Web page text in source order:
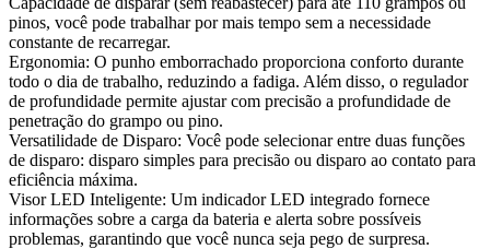
pinos, você pode trabalhar por mais tempo sem a necessidade
constante de recarregar.
Ergonomia: O punho emborrachado proporciona conforto durante
todo o dia de trabalho, reduzindo a fadiga. Além disso, o regulador
de profundidade permite ajustar com precisão a profundidade de
penetração do grampo ou pino.
Versatilidade de Disparo: Você pode selecionar entre duas funções
de disparo: disparo simples para precisão ou disparo ao contato para
eficiência máxima.
Visor LED Inteligente: Um indicador LED integrado fornece
informações sobre a carga da bateria e alerta sobre possíveis
problemas, garantindo que você nunca seja pego de surpresa.